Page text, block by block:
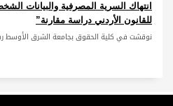
انتهاك السرية المصرفية والبيانات
للقانون الأردني دراسة مقارنة”
نوقشت في كلية الحقوق بجامعة الشرق الأوسط